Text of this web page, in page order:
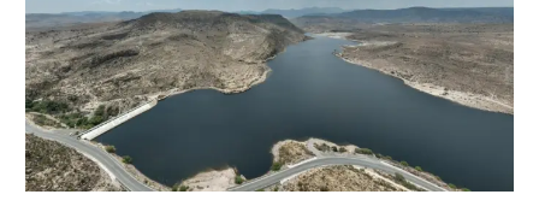
de
San